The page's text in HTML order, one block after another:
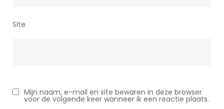
Site
Mijn naam, e-mail en site bewaren in deze browser
voor de volgende keer wanneer ik een reactie plaats.